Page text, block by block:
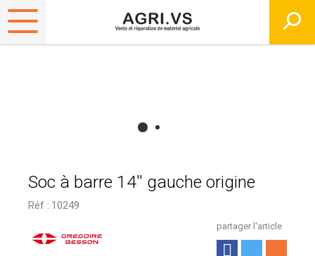
Soc à barre 14'' gauche origine
Réf : 10249
partager l'article